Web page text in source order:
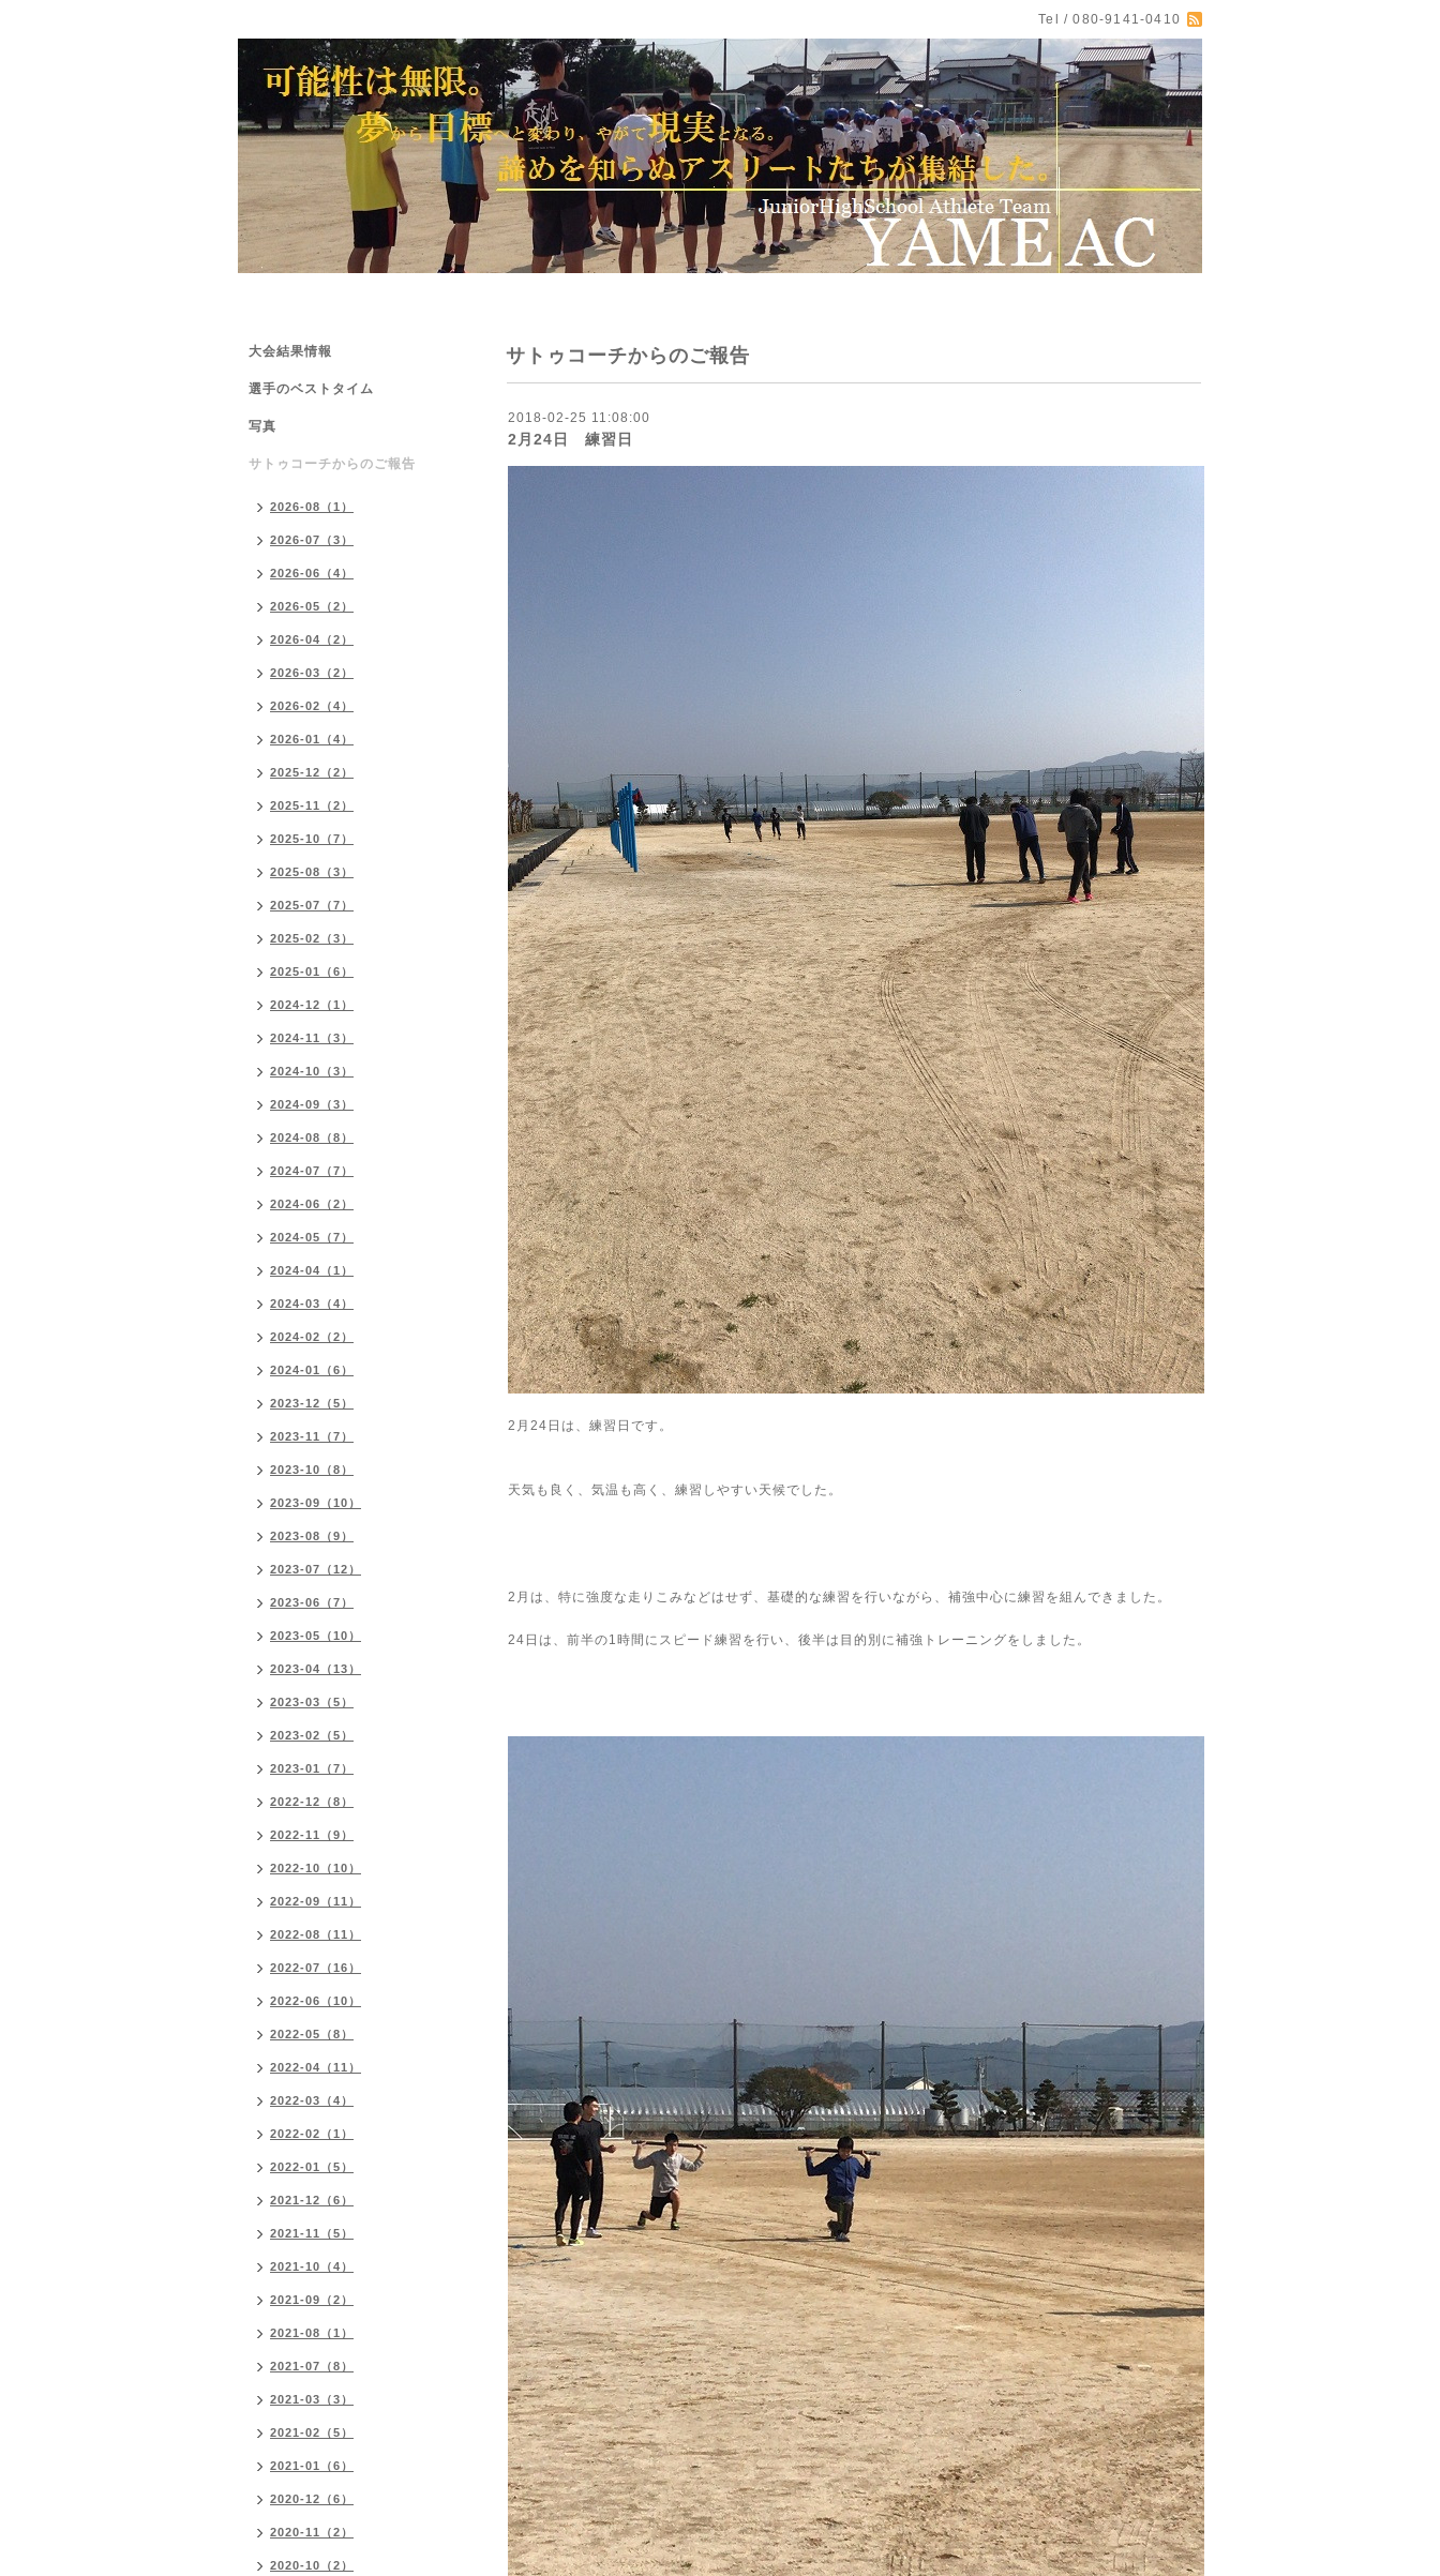
Tel / 080-9141-0410
サトゥコーチからのご報告
2018-02-25 11:08:00
2月24日 練習日
2月24日は、練習日です。
天気も良く、気温も高く、練習しやすい天候でした。
2月は、特に強度な走りこみなどはせず、基礎的な練習を行いながら、補強中心に練習を組んできました。
24日は、前半の1時間にスピード練習を行い、後半は目的別に補強トレーニングをしました。
大会結果情報
選手のベストタイム
写真
サトゥコーチからのご報告
2026-08（1）
2026-07（3）
2026-06（4）
2026-05（2）
2026-04（2）
2026-03（2）
2026-02（4）
2026-01（4）
2025-12（2）
2025-11（2）
2025-10（7）
2025-08（3）
2025-07（7）
2025-02（3）
2025-01（6）
2024-12（1）
2024-11（3）
2024-10（3）
2024-09（3）
2024-08（8）
2024-07（7）
2024-06（2）
2024-05（7）
2024-04（1）
2024-03（4）
2024-02（2）
2024-01（6）
2023-12（5）
2023-11（7）
2023-10（8）
2023-09（10）
2023-08（9）
2023-07（12）
2023-06（7）
2023-05（10）
2023-04（13）
2023-03（5）
2023-02（5）
2023-01（7）
2022-12（8）
2022-11（9）
2022-10（10）
2022-09（11）
2022-08（11）
2022-07（16）
2022-06（10）
2022-05（8）
2022-04（11）
2022-03（4）
2022-02（1）
2022-01（5）
2021-12（6）
2021-11（5）
2021-10（4）
2021-09（2）
2021-08（1）
2021-07（8）
2021-03（3）
2021-02（5）
2021-01（6）
2020-12（6）
2020-11（2）
2020-10（2）